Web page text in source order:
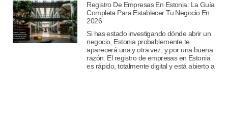
Registro De Empresas En Estonia: La Guía
Completa Para Establecer Tu Negocio En
2026
Si has estado investigando dónde abrir un
negocio, Estonia probablemente te
aparecerá una y otra vez, y por una buena
razón. El registro de empresas en Estonia
es rápido, totalmente digital y está abierto a